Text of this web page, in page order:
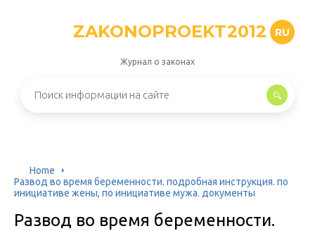
ZAKONOPROEKT2012 RU
Журнал о законах
Home
Развод во время беременности. подробная инструкция. по
инициативе жены, по инициативе мужа. документы
Развод во время беременности.